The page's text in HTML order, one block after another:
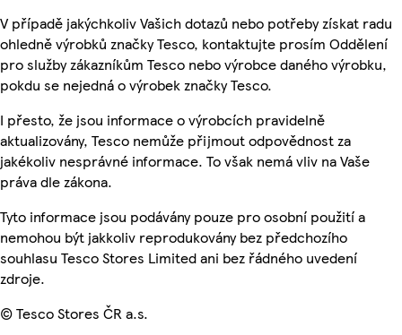
V případě jakýchkoliv Vašich dotazů nebo potřeby získat radu
ohledně výrobků značky Tesco, kontaktujte prosím Oddělení
pro služby zákazníkům Tesco nebo výrobce daného výrobku,
pokdu se nejedná o výrobek značky Tesco.
I přesto, že jsou informace o výrobcích pravidelně
aktualizovány, Tesco nemůže přijmout odpovědnost za
jakékoliv nesprávné informace. To však nemá vliv na Vaše
práva dle zákona.
Tyto informace jsou podávány pouze pro osobní použití a
nemohou být jakkoliv reprodukovány bez předchozího
souhlasu Tesco Stores Limited ani bez řádného uvedení
zdroje.
© Tesco Stores ČR a.s.